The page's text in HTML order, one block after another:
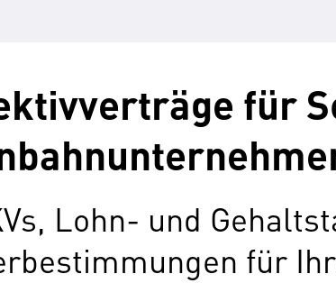
für
Lohn- und
für